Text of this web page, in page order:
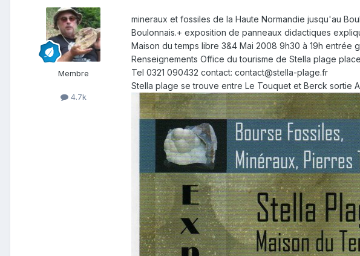
Membre
4.7k
mineraux et fossiles de la Haute Normandie jusqu'au
Boulonnais.+ exposition de panneaux didactiques
Maison du temps libre 3&4 Mai 2008 9h30 à 19h entrée
Renseignements Office du tourisme de Stella plage
Tel 0321 090432 contact: contact@stella-plage.fr
Stella plage se trouve entre Le Touquet et Berck sortie